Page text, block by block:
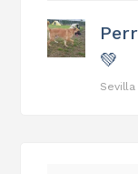
💚
Sevilla